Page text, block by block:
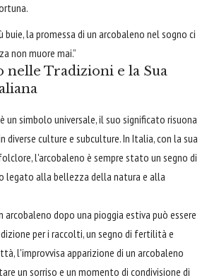
buie, la promessa di un arcobaleno nel sogno ci
non muore mai.”
nelle Tradizioni e la Sua
un simbolo universale, il suo significato risuona
diverse culture e subculture. In Italia, con la sua
l'arcobaleno è sempre stato un segno di
legato alla bellezza della natura e alla
arcobaleno dopo una pioggia estiva può essere
per i raccolti, un segno di fertilità e
l'improvvisa apparizione di un arcobaleno
un sorriso e un momento di condivisione di